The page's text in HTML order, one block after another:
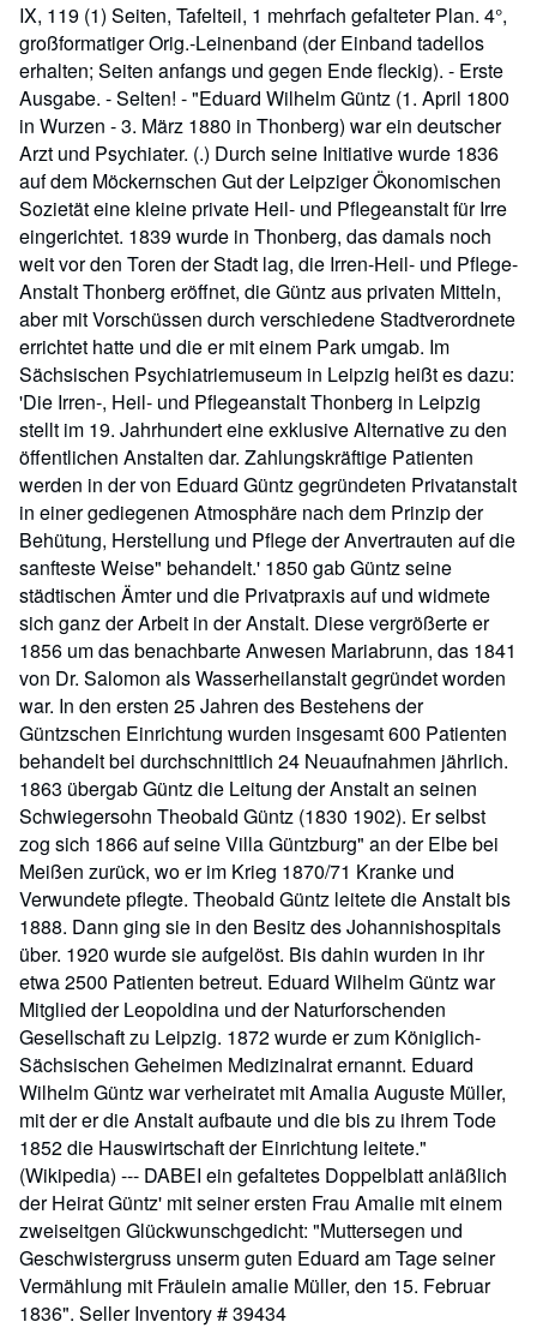
IX, 119 (1) Seiten, Tafelteil, 1 mehrfach gefalteter Plan. 4°,
großformatiger Orig.-Leinenband (der Einband tadellos
erhalten; Seiten anfangs und gegen Ende fleckig). - Erste
Ausgabe. - Selten! - "Eduard Wilhelm Güntz (1. April 1800
in Wurzen - 3. März 1880 in Thonberg) war ein deutscher
Arzt und Psychiater. (.) Durch seine Initiative wurde 1836
auf dem Möckernschen Gut der Leipziger Ökonomischen
Sozietät eine kleine private Heil- und Pflegeanstalt für Irre
eingerichtet. 1839 wurde in Thonberg, das damals noch
weit vor den Toren der Stadt lag, die Irren-Heil- und Pflege-
Anstalt Thonberg eröffnet, die Güntz aus privaten Mitteln,
aber mit Vorschüssen durch verschiedene Stadtverordnete
errichtet hatte und die er mit einem Park umgab. Im
Sächsischen Psychiatriemuseum in Leipzig heißt es dazu:
'Die Irren-, Heil- und Pflegeanstalt Thonberg in Leipzig
stellt im 19. Jahrhundert eine exklusive Alternative zu den
öffentlichen Anstalten dar. Zahlungskräftige Patienten
werden in der von Eduard Güntz gegründeten Privatanstalt
in einer gediegenen Atmosphäre nach dem Prinzip der
Behütung, Herstellung und Pflege der Anvertrauten auf die
sanfteste Weise" behandelt.' 1850 gab Güntz seine
städtischen Ämter und die Privatpraxis auf und widmete
sich ganz der Arbeit in der Anstalt. Diese vergrößerte er
1856 um das benachbarte Anwesen Mariabrunn, das 1841
von Dr. Salomon als Wasserheilanstalt gegründet worden
war. In den ersten 25 Jahren des Bestehens der
Güntzschen Einrichtung wurden insgesamt 600 Patienten
behandelt bei durchschnittlich 24 Neuaufnahmen jährlich.
1863 übergab Güntz die Leitung der Anstalt an seinen
Schwiegersohn Theobald Güntz (1830 1902). Er selbst
zog sich 1866 auf seine Villa Güntzburg" an der Elbe bei
Meißen zurück, wo er im Krieg 1870/71 Kranke und
Verwundete pflegte. Theobald Güntz leitete die Anstalt bis
1888. Dann ging sie in den Besitz des Johannishospitals
über. 1920 wurde sie aufgelöst. Bis dahin wurden in ihr
etwa 2500 Patienten betreut. Eduard Wilhelm Güntz war
Mitglied der Leopoldina und der Naturforschenden
Gesellschaft zu Leipzig. 1872 wurde er zum Königlich-
Sächsischen Geheimen Medizinalrat ernannt. Eduard
Wilhelm Güntz war verheiratet mit Amalia Auguste Müller,
mit der er die Anstalt aufbaute und die bis zu ihrem Tode
1852 die Hauswirtschaft der Einrichtung leitete."
(Wikipedia) --- DABEI ein gefaltetes Doppelblatt anläßlich
der Heirat Güntz' mit seiner ersten Frau Amalie mit einem
zweiseitgen Glückwunschgedicht: "Muttersegen und
Geschwistergruss unserm guten Eduard am Tage seiner
Vermählung mit Fräulein amalie Müller, den 15. Februar
1836". Seller Inventory # 39434